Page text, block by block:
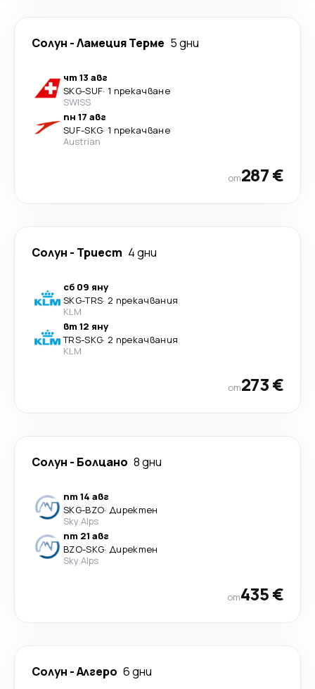
Солун -Ламеция Терме 5 дни
чт 13 авг
SKG-SUF· 1 прекачване
SWISS
пн 17 авг
SUF-SKG· 1 прекачване
Austrian
от287 €
Солун - Триест 4 дни
сб 09 яну
SKG-TRS· 2 прекачвания
KLM
вт 12 яну
TRS-SKG· 2 прекачвания
KLM
от273 €
Солун - Болцано 8 дни
пт 14 авг
SKG-BZO· Директен
Sky Alps
пт 21 авг
BZO-SKG· Директен
Sky Alps
от435 €
Солун -Алгеро 6 дни